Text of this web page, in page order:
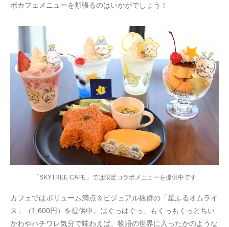
ボカフェメニューを頬張るのはいかがでしょう！
「SKYTREE CAFE」では限定コラボメニューを提供中です
カフェではボリューム満点＆ビジュアル抜群の「星ふるオムライ
ス」（1,600円）を提供中。はぐっはぐっ、もくっもくっとちい
かわやハチワレ気分で味わえば、物語の世界に入ったかのような